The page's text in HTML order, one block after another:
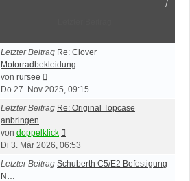
Letzter Beitrag Re: Clover
Motorradbekleidung
von rursee
Beitrag
Do 27. Nov 2025, 09:15
Letzter Beitrag Re: Original Topcase
anbringen
von doppelklick
Beitrag
Di 3. Mär 2026, 06:53
Letzter Beitrag Schuberth C5/E2 Befestigung
N…